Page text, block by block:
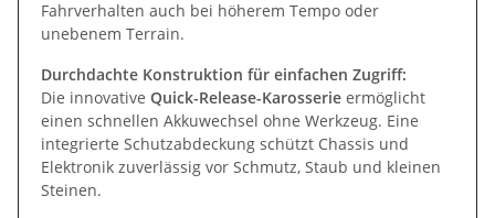
Fahrverhalten auch bei höherem Tempo oder
unebenem Terrain.
Durchdachte Konstruktion für einfachen Zugriff:
Die innovative Quick-Release-Karosserie ermöglicht
einen schnellen Akkuwechsel ohne Werkzeug. Eine
integrierte Schutzabdeckung schützt Chassis und
Elektronik zuverlässig vor Schmutz, Staub und kleinen
Steinen.